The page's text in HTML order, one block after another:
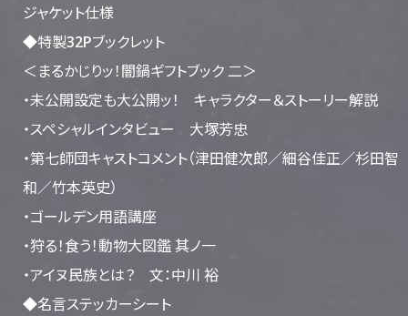
ジャケット仕様
◆特製32Pブックレット
＜まるかじりッ！闇鍋ギフトブック 二＞
・未公開設定も大公開ッ！ キャラクター＆ストーリー解説
・スペシャルインタビュー 大塚芳忠
・第七師団キャストコメント（津田健次郎／細谷佳正／杉田智
和／竹本英史）
・ゴールデン用語講座
・狩る！食う！動物大図鑑 其ノ一
・アイヌ民族とは？ 文：中川 裕
◆名言ステッカーシート